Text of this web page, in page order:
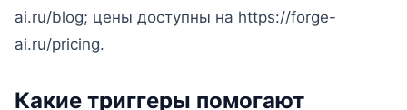
ai.ru/blog; цены доступны на https://forge-
ai.ru/pricing.
Какие триггеры помогают